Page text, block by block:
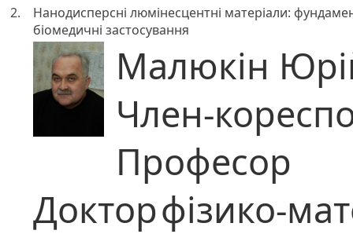
2.
Нанодисперсні люмінесцентні матеріали:
біомедичні застосування
Малюкін
Член-
Професор
Докторфізико-